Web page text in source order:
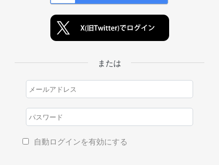
または
自動ログインを有効にする